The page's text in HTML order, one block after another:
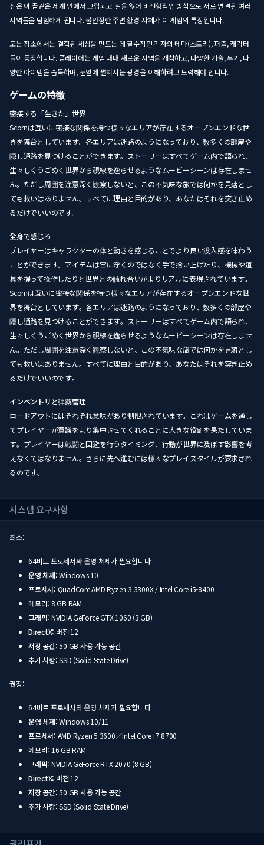
신은 이 꿈같은 세계 안에서 고립되고 길을 잃어 비선형적인 방식으로 서로 연결된 여러
지역들을 탐험하게 됩니다. 불안정한 주변 환경 자체가 이 게임의 특징입니다.
모든 장소에서는 결합된 세상을 만드는 데 필수적인 각자의 테마(스토리), 퍼즐, 캐릭터
들이 등장합니다. 플레이어는 게임 내내 새로운 지역을 개척하고, 다양한 기술, 무기, 다
양한 아이템을 습득하며, 눈앞에 펼쳐지는 광경을 이해하려고 노력해야 합니다.
ゲームの特徴
密接する「生きた」世界
Scornは互いに密接な関係を持つ様々なエリアが存在するオープンエンドな世
界を舞台としています。各エリアは迷路のようになっており、数多くの部屋や
隠し通路を見つけることができます。ストーリーはすべてゲーム内で語られ、
生々しくうごめく世界から視線を逸らせるようなムービーシーンは存在しませ
ん。ただし周囲を注意深く観察しないと、この不気味な旅では何かを見落とし
ても救いはありません。すべてに理由と目的があり、あなたはそれを突き止め
るだけでいいのです。
全身で感じろ
プレイヤーはキャラクターの体と動きを感じることでより良い没入感を味わう
ことができます。アイテムは宙に浮くのではなく手で拾い上げたり、機械や道
具を握って操作したりと世界との触れ合いがよりリアルに表現されています。
Scornは互いに密接な関係を持つ様々なエリアが存在するオープンエンドな世
界を舞台としています。各エリアは迷路のようになっており、数多くの部屋や
隠し通路を見つけることができます。ストーリーはすべてゲーム内で語られ、
生々しくうごめく世界から視線を逸らせるようなムービーシーンは存在しませ
ん。ただし周囲を注意深く観察しないと、この不気味な旅では何かを見落とし
ても救いはありません。すべてに理由と目的があり、あなたはそれを突き止め
るだけでいいのです。
インベントリと弾薬管理
ロードアウトにはそれぞれ意味があり制限されています。これはゲームを通し
てプレイヤーが意識をより集中させてくれることに大きな役割を果たしていま
す。プレイヤーは戦闘と回避を行うタイミング、行動が世界に及ぼす影響を考
えなくてはなりません。さらに先へ進むには様々なプレイスタイルが要求され
るのです。
시스템 요구사항
최소:
64비트 프로세서와 운영 체제가 필요합니다
운영 체제:Windows 10
프로세서: QuadCore AMD Ryzen 3 3300X / Intel Core i5-8400
메모리: 8 GB RAM
그래픽: NVIDIA GeForce GTX 1060 (3 GB)
DirectX: 버전 12
저장 공간:50 GB 사용 가능 공간
추가 사항:SSD (Solid State Drive)
권장:
64비트 프로세서와 운영 체제가 필요합니다
운영 체제:Windows 10/11
프로세서: AMD Ryzen 5 3600／Intel Core i7-8700
메모리: 16 GB RAM
그래픽: NVIDIA GeForce RTX 2070 (8 GB)
DirectX: 버전 12
저장 공간:50 GB 사용 가능 공간
추가 사항:SSD (Solid State Drive)